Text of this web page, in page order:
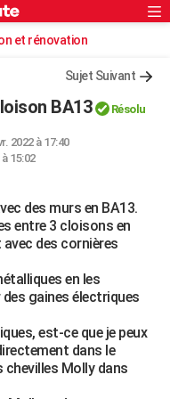
Rechercher
et rénovation
Sujet Suivant
BA13 Résolu
2022 à 17:40
15:02
des murs en BA13.
entre 3 cloisons en
des cornières
en les
gaines électriques
est-ce que je peux
dans le
chevilles Molly dans